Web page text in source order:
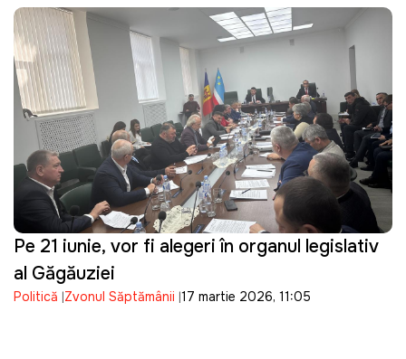
Pe 21 iunie, vor fi alegeri în organul legislativ
al Găgăuziei
Politică Zvonul Săptămânii 17 martie 2026, 11:05